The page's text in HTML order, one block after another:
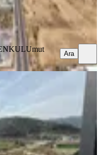
Umut Karayiğit
Umut
Ara
Yaşam
31.07.2026